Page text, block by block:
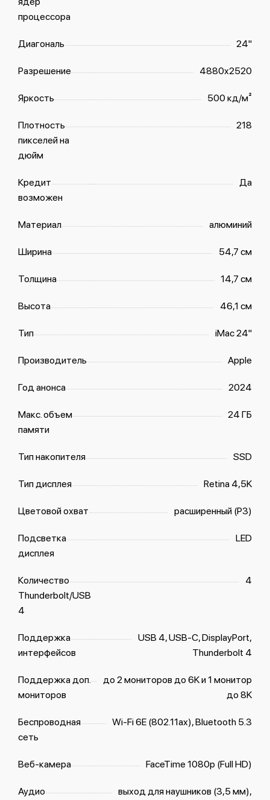
процессора
Диагональ 24"
Разрешение 4880x2520
Яркость 500 кд/м²
Плотность
пикселей на
дюйм
218
Кредит
возможен
Да
Материал алюминий
Ширина 54,7 см
Толщина 14,7 см
Высота 46,1 см
Тип iMac 24"
Производитель Apple
Год анонса 2024
Макс. объем
памяти
24 ГБ
Тип накопителя SSD
Тип дисплея Retina 4,5K
Цветовой охват расширенный (P3)
Подсветка
дисплея
LED
Количество
Thunderbolt/USB
4
4
Поддержка
интерфейсов
USB 4, USB-C, DisplayPort,
Thunderbolt 4
Поддержка доп.
мониторов
до 2 мониторов до 6K и 1 монитор
до 8K
Беспроводная
сеть
Wi-Fi 6E (802.11ax), Bluetooth 5.3
Веб-камера FaceTime 1080p (Full HD)
Аудио
выход для наушников (3,5 мм),